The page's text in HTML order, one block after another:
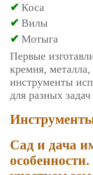
Коса
Вилы
Мотыга
Первые
кремня,
инструменты
для разных задач
Сад и дача